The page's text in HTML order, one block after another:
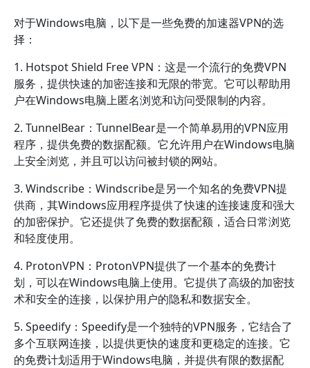
对于Windows电脑，以下是一些免费的加速器VPN的选
择：
1. Hotspot Shield Free VPN：这是一个流行的免费VPN
服务，提供快速的加密连接和无限的带宽。它可以帮助用
户在Windows电脑上匿名浏览和访问受限制的内容。
2. TunnelBear：TunnelBear是一个简单易用的VPN应用
程序，提供免费的数据配额。它允许用户在Windows电脑
上安全浏览，并且可以访问被封锁的网站。
3. Windscribe：Windscribe是另一个知名的免费VPN提
供商，其Windows应用程序提供了快速的连接速度和强大
的加密保护。它还提供了免费的数据配额，适合日常浏览
和轻度使用。
4. ProtonVPN：ProtonVPN提供了一个基本的免费计
划，可以在Windows电脑上使用。它提供了高级的加密技
术和安全的连接，以保护用户的隐私和数据安全。
5. Speedify：Speedify是一个独特的VPN服务，它结合了
多个互联网连接，以提供更快的速度和更稳定的连接。它
的免费计划适用于Windows电脑，并提供有限的数据配